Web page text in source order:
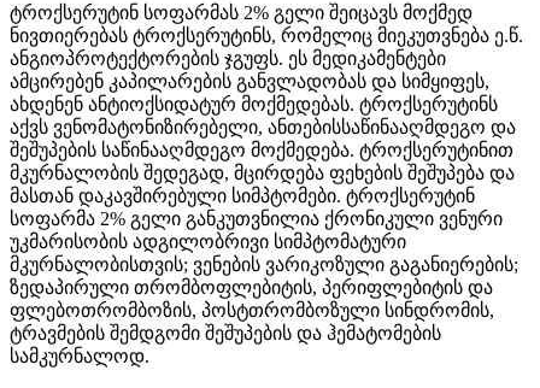
ტროქსერუტინ სოფარმას 2% გელი შეიცავს მოქმედ
ნივთიერებას ტროქსერუტინს, რომელიც მიეკუთვნება ე.წ.
ანგიოპროტექტორების ჯგუფს. ეს მედიკამენტები
ამცირებენ კაპილარების განვლადობას და სიმყიფეს,
ახდენენ ანტიოქსიდატურ მოქმედებას. ტროქსერუტინს
აქვს ვენომატონიზირებელი, ანთებისსაწინააღმდეგო და
შეშუპების საწინააღმდეგო მოქმედება. ტროქსერუტინით
მკურნალობის შედეგად, მცირდება ფეხების შეშუპება და
მასთან დაკავშირებული სიმპტომები. ტროქსერუტინ
სოფარმა 2% გელი განკუთვნილია ქრონიკული ვენური
უკმარისობის ადგილობრივი სიმპტომატური
მკურნალობისთვის; ვენების ვარიკოზული გაგანიერების;
ზედაპირული თრომბოფლებიტის, პერიფლებიტის და
ფლებოთრომბოზის, პოსტთრომბოზული სინდრომის,
ტრავმების შემდგომი შეშუპების და ჰემატომების
სამკურნალოდ.